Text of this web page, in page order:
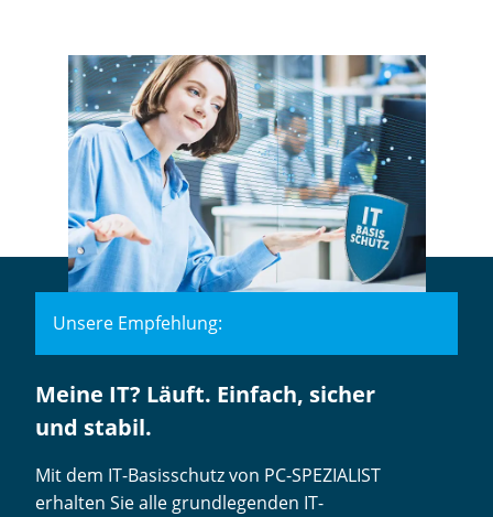
Unsere Empfehlung:
Meine IT? Läuft. Einfach, sicher
und stabil.
Mit dem IT-Basisschutz von PC-SPEZIALIST
erhalten Sie alle grundlegenden IT-